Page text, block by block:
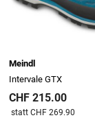
Meindl
Intervale GTX
CHF 215.00
Preis reduziert von
statt CHF 269.90